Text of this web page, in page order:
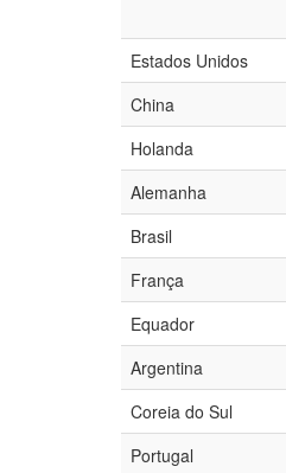
Estados Unidos
China
Holanda
Alemanha
Brasil
França
Equador
Argentina
Coreia do Sul
Portugal